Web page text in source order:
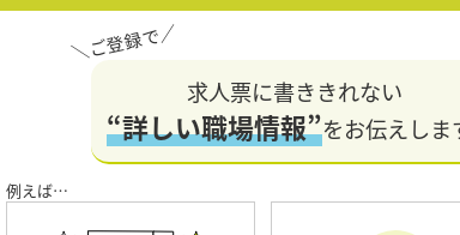
求人票に書ききれない
“詳しい職場情報”をお伝えしま